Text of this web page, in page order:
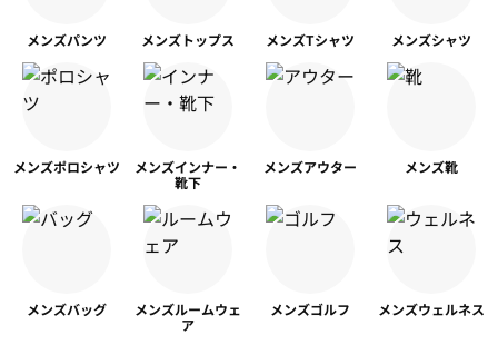
メンズパンツ メンズトップス メンズTシャツ メンズシャツ
メンズポロシャツ メンズインナー・
靴下
メンズアウター メンズ靴
メンズバッグ メンズルームウェ
ア
メンズゴルフ メンズウェルネス